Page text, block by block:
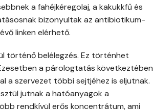
a fahéjkéregolaj, a kakukkfű és
bizonyultak az antibiotikum-
linken elérhető.
történő belélegzés. Ez történhet
a párologtatás következtében
a szervezet többi sejtjéhez is eljutnak.
jutnak a hatóanyagok a
rendkívül erős koncentrátum, ami